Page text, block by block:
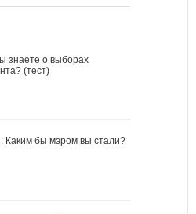
знаете о выборах
(тест)
Каким бы мэром вы стали?